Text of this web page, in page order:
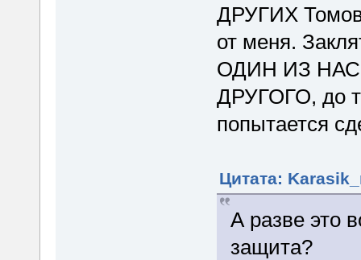
ДРУГИХ Томов
от меня.
ОДИН ИЗ НАС
ДРУГОГО, до
попытается
Цитата:
А разве это
защита?